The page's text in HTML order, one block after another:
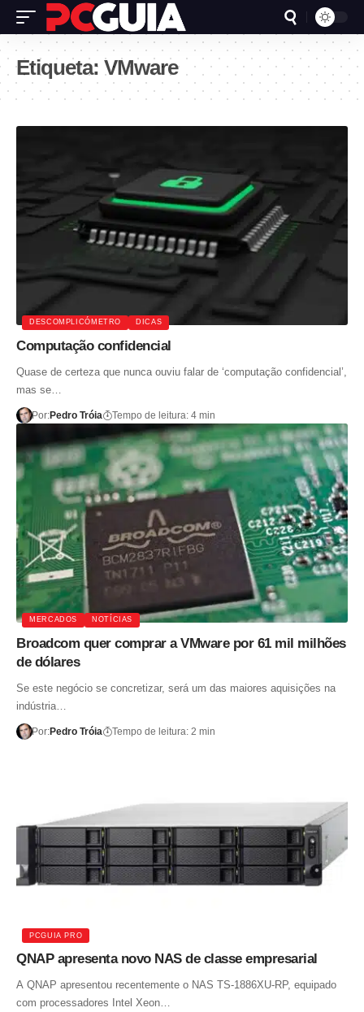
Etiqueta: VMware
DESCOMPLICÓMETRO DICAS
Computação confidencial
Quase de certeza que nunca ouviu falar de ‘computação confidencial’,
mas se…
Por:Pedro Tróia Tempo de leitura: 4 min
MERCADOS NOTÍCIAS
Broadcom quer comprar a VMware por 61 mil milhões
de dólares
Se este negócio se concretizar, será um das maiores aquisições na
indústria…
Por:Pedro Tróia Tempo de leitura: 2 min
PCGUIA PRO
QNAP apresenta novo NAS de classe empresarial
A QNAP apresentou recentemente o NAS TS-1886XU-RP, equipado
com processadores Intel Xeon…